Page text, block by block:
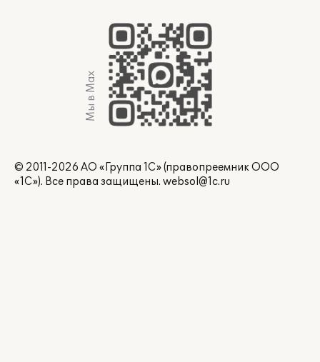
Мы в Max
© 2011-2026 АО «Группа 1С» (правопреемник ООО
«1С»). Все права защищены. websol@1c.ru